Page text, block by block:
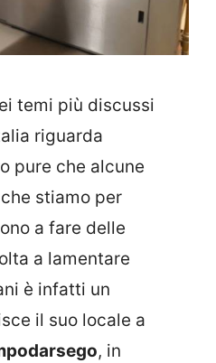
temi più discussi
riguarda
pure che alcune
stiamo per
a fare delle
a lamentare
è infatti un
il suo locale a
, in